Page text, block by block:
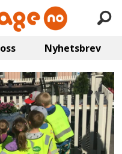
Nyhetsbrev